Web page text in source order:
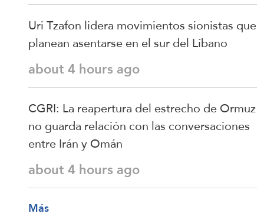
Uri Tzafon lidera movimientos sionistas que
planean asentarse en el sur del Líbano
about 4 hours ago
CGRI: La reapertura del estrecho de Ormuz
no guarda relación con las conversaciones
entre Irán y Omán
about 4 hours ago
Más